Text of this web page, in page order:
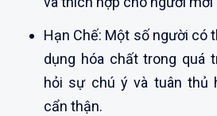
Hạn Chế: Một số người có
dụng hóa chất trong quá
hỏi sự chú ý và tuân thủ
cẩn thận.